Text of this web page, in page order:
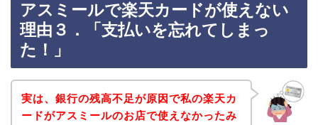
アスミールで楽天カードが使えない
理由３．「支払いを忘れてしまっ
た！」
実は、銀行の残高不足が原因で私の楽天カ
ードがアスミールのお店で使えなかったみ